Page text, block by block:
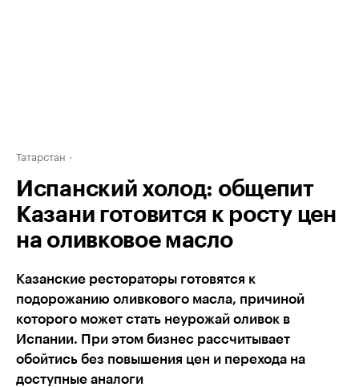
Татарстан
Испанский холод: общепит
Казани готовится к росту цен
на оливковое масло
Казанские рестораторы готовятся к
подорожанию оливкового масла, причиной
которого может стать неурожай оливок в
Испании. При этом бизнес рассчитывает
обойтись без повышения цен и перехода на
доступные аналоги